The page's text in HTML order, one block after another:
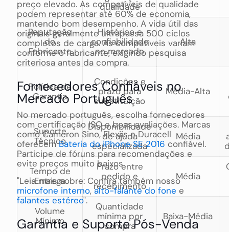
qualidade
Reputação
do
Fabricante
Histórico e
confiabilidade
no mercado
Alta
Política de
Garantia
Condições e
prazo para
substituição
Média-Alta
Suporte
Técnico
Disponibilidade
de ajuda
especializada
Média
Tempo de
Entrega
Prazo entre
pedido e
recebimento
Média
Volume
Mínimo
Quantidade
mínima por
compra
Baixa-Média
preço elevado. As compatíveis de qualidade
podem representar até 60% de economia,
mantendo bom desempenho. A vida útil das
originais geralmente ultrapassa 500 ciclos
completos de carga. As compatíveis variam
conforme o fabricante, exigindo pesquisa
criteriosa antes da compra.
Fornecedores Confiáveis no
Mercado Português
No mercado português, escolha fornecedores
com certificação ISO e boas avaliações. Marcas
como Cameron Sino, Flexiis e Duracell
oferecemBateria do iPhone SE 2016 confiável.
Participe de fóruns para recomendações e
evite preços muito baixos.
"Leia mais sobre: Confira também nosso
microfone interno, alto-falante do fone e
falantes estéreo".
Garantia e Suporte Pós-Venda